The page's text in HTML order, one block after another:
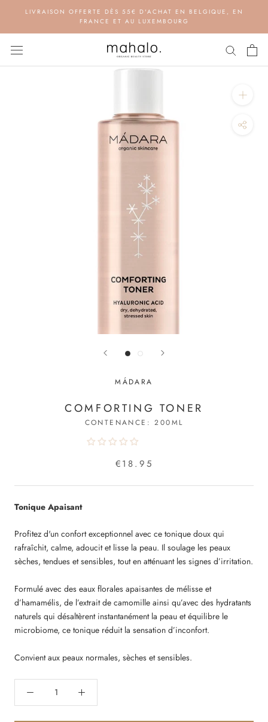
contenu
LIVRAISON OFFERTE DÈS 55€ D'ACHAT EN BELGIQUE, EN
FRANCE ET AU LUXEMBOURG
MÁDARA
COMFORTING TONER
CONTENANCE:200ML
€18.95
Tonique Apaisant
Profitez d'un confort exceptionnel avec ce tonique doux qui
rafraîchit, calme, adoucit et lisse la peau. Il soulage les peaux
sèches, tendues et sensibles, tout en atténuant les signes d’irritation.
Formulé avec des eaux florales apaisantes de mélisse et
d’hamamélis, de l’extrait de camomille ainsi qu’avec des hydratants
naturels qui désaltèrent instantanément la peau et équilibre le
microbiome, ce tonique réduit la sensation d’inconfort.
Convient aux peaux normales, sèches et sensibles.